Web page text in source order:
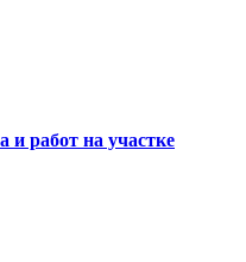
и работ на участке